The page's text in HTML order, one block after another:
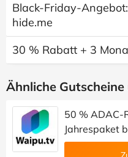
Black-Friday-
hide.me
30 % Rabatt + 3
Ähnliche
50 % ADAC-
Jahrespaket